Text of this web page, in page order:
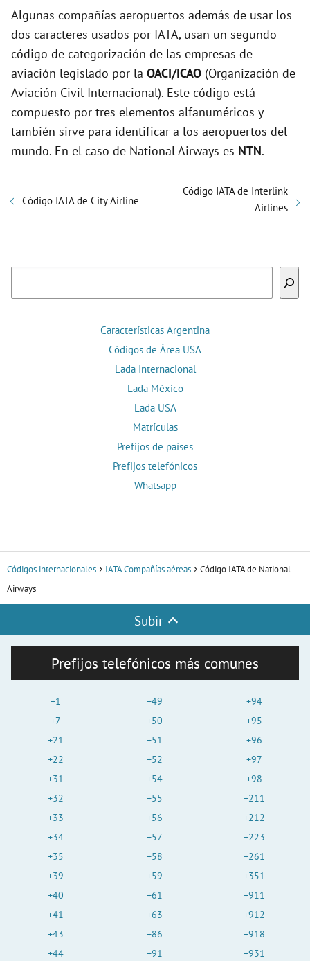
Algunas compañías aeropuertos además de usar los
dos caracteres usados por IATA, usan un segundo
código de categorización de las empresas de
aviación legislado por la OACI/ICAO (Organización de
Aviación Civil Internacional). Este código está
compuesto por tres elementos alfanuméricos y
también sirve para identificar a los aeropuertos del
mundo. En el caso de National Airways es NTN.
Código IATA de City Airline
Código IATA de Interlink
Airlines
Características Argentina
Códigos de Área USA
Lada Internacional
Lada México
Lada USA
Matrículas
Prefijos de países
Prefijos telefónicos
Whatsapp
Códigos internacionales IATA Compañías aéreas
Código IATA de National
Airways
Subir
Prefijos telefónicos más comunes
+1
+7
+21
+22
+31
+32
+33
+34
+35
+39
+40
+41
+43
+44
+49
+50
+51
+52
+54
+55
+56
+57
+58
+59
+61
+63
+86
+91
+94
+95
+96
+97
+98
+211
+212
+223
+261
+351
+911
+912
+918
+931